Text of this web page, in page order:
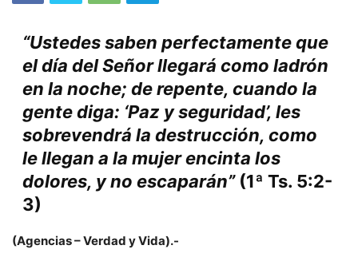
“Ustedes saben perfectamente que
el día del Señor llegará como ladrón
en la noche; de repente, cuando la
gente diga: ‘Paz y seguridad’, les
sobrevendrá la destrucción, como
le llegan a la mujer encinta los
dolores, y no escaparán”(1ª Ts. 5:2-
3)
(Agencias – Verdad y Vida).-